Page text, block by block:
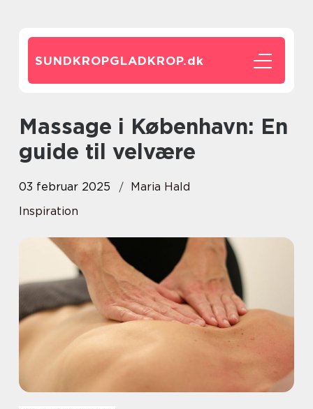
SUNDKROPGLADKROP.dk
Massage i København: En
guide til velvære
03 februar 2025
Maria Hald
Inspiration